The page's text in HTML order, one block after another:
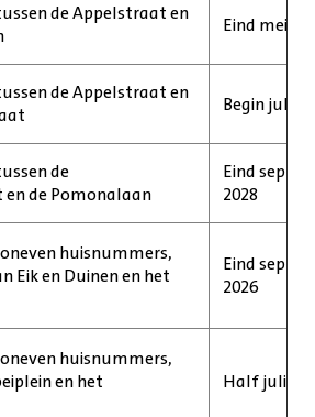
de Appelstraat en
Eind mei
de Appelstraat en
Begin juli
de
de Pomonalaan
Eind
2028
huisnummers,
Eik en Duinen en het
Eind
2026
huisnummers,
en het
Half juli